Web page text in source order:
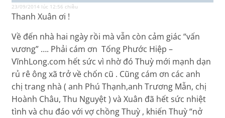
23/09/2014 lúc 12:56 chiều
Thanh Xuân ơi !
Về đến nhà hai ngày rồi mà vẫn còn cảm giác “vấn
vương” …. Phải cám ơn Tống Phước Hiệp –
VĩnhLong.com hết sức vì nhờ đó Thuỳ mới mạnh dạn
rủ rê ông xã trở về chốn cũ . Cũng cám ơn các anh
chị trang nhà ( anh Phú Thạnh,anh Trương Mẫn, chị
Hoành Châu, Thu Nguyệt ) và Xuân đã hết sức nhiệt
tình và chu đáo với vợ chồng Thuỳ , khiến Thuỳ “nở